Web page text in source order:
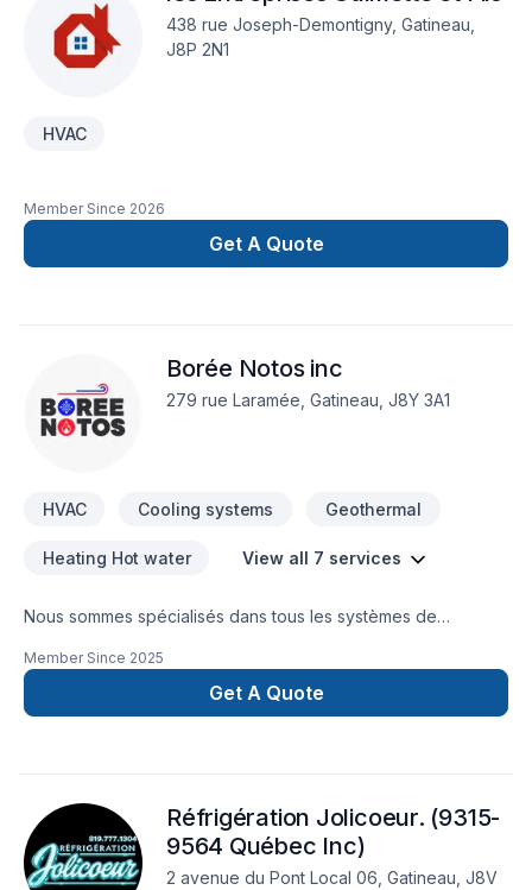
438 rue Joseph-Demontigny, Gatineau,
J8P 2N1
HVAC
Member Since 2026
Get A Quote
Borée Notos inc
279 rue Laramée, Gatineau, J8Y 3A1
HVAC Cooling systems Geothermal
Heating Hot water View all 7 services
Nous sommes spécialisés dans tous les systèmes de
hydronique et réfrigération.Nous œuvrons dans les secteurs
résidentiel, commercial, institutionnel & industriel.
Member Since 2025
Get A Quote
Réfrigération Jolicoeur. (9315-
9564 Québec Inc)
2 avenue du Pont Local 06, Gatineau, J8V